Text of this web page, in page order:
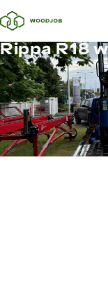
Rippa R18